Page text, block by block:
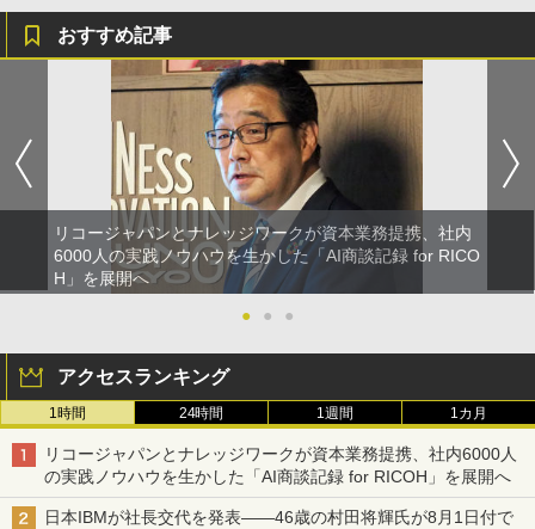
おすすめ記事
リコージャパンとナレッジワークが資本業務提携、社内
6000人の実践ノウハウを生かした「AI商談記録 for RICO
H」を展開へ
●
● ●
アクセスランキング
1時間 24時間 1週間 1カ月
リコージャパンとナレッジワークが資本業務提携、社内6000人
の実践ノウハウを生かした「AI商談記録 for RICOH」を展開へ
日本IBMが社長交代を発表――46歳の村田将輝氏が8月1日付で